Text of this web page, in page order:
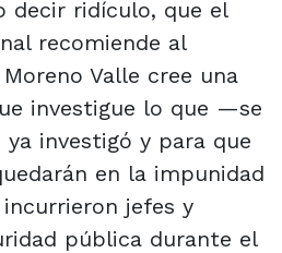
decir ridículo, que el
recomiende al
Valle cree una
investigue lo que —se
investigó y para que
en la impunidad
jefes y
pública durante el